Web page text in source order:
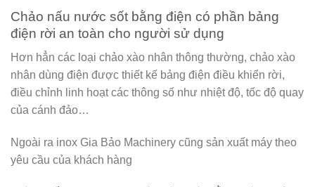
Chảo nấu nước sốt bằng điện có phần bảng
điện rời an toàn cho người sử dụng
Hơn hẳn các loại chảo xào nhân thông thường, chảo xào
nhân dùng điện được thiết kế bảng điện điều khiển rời,
điều chỉnh linh hoạt các thông số như nhiệt độ, tốc độ quay
của cánh đảo…
Ngoài ra inox Gia Bảo Machinery cũng sản xuất máy theo
yêu cầu của khách hàng